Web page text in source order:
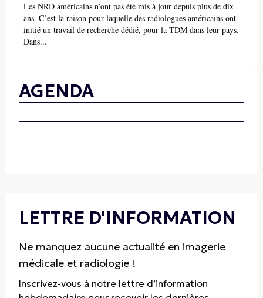
Les NRD américains n’ont pas été mis à jour depuis plus de dix
ans. C’est la raison pour laquelle des radiologues américains ont
initié un travail de recherche dédié, pour la TDM dans leur pays.
Dans...
AGENDA
LETTRE D'INFORMATION
Ne manquez aucune actualité en imagerie
médicale et radiologie !
Inscrivez-vous à notre lettre d’information